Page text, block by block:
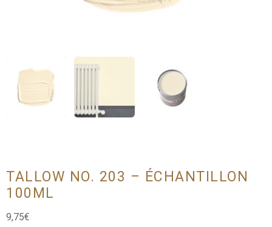
TALLOW NO. 203 – ÉCHANTILLON
100ML
9,75€